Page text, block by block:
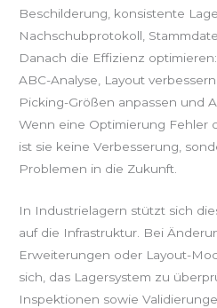
Beschilderung, konsistente
Nachschubprotokoll,
Danach die Effizienz
ABC-Analyse, Layout
Picking-Größen anpassen und
Wenn eine Optimierung Fehler
ist sie keine Verbesserung,
Problemen in die Zukunft.
In Industrielagern stützt sich
auf die Infrastruktur. Bei
Erweiterungen oder Layout-
sich, das Lagersystem zu
Inspektionen sowie